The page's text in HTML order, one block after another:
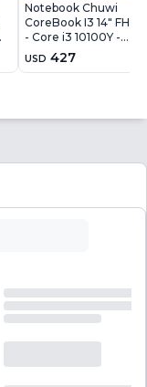
Notebook Chuwi
CoreBook I3 14" FHD
- Core i3 10100Y -
8GB - 256GB - Win11
USD 427